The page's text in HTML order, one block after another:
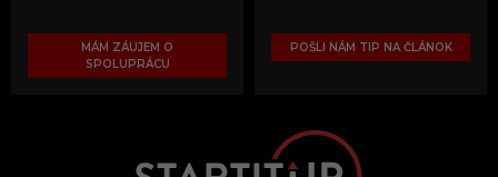
MÁM ZÁUJEM O
SPOLUPRÁCU
POŠLI NÁM TIP NA ČLÁNOK